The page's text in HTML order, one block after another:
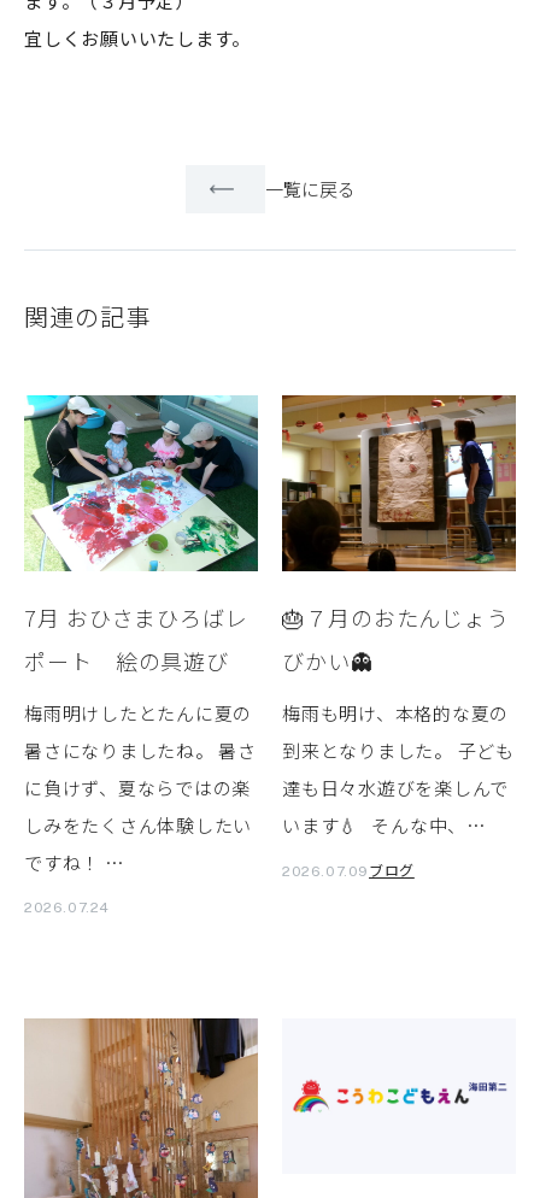
宜しくお願いいたします。
一覧に戻る
関連の記事
7月 おひさまひろばレ
ポート 絵の具遊び
梅雨明けしたとたんに夏の
暑さになりましたね。 暑さ
に負けず、夏ならではの楽
しみをたくさん体験したい
ですね！ …
2026.07.24
🎂７月のおたんじょう
びかい👻
梅雨も明け、本格的な夏の
到来となりました。 子ども
達も日々水遊びを楽しんで
います💧 そんな中、…
2026.07.09 ブログ